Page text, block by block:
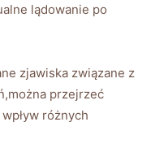
lądowanie po
zjawiska związane z
przejrzeć
różnych